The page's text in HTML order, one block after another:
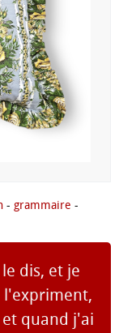
- grammaire -
dis, et je
l'expriment,
quand j'ai